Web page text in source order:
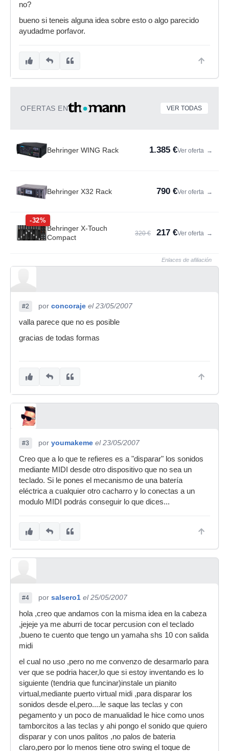
no?
bueno si teneis alguna idea sobre esto o algo parecido
ayudadme porfavor.
OFERTAS EN VER TODAS
Behringer WING Rack 1.385 €Ver oferta →
Behringer X32 Rack 790 €Ver oferta →
-32%
Behringer X-Touch
Compact
320 € 217 €Ver oferta →
Enlaces de afiliación
#2 por concoraje el 23/05/2007
valla parece que no es posible
gracias de todas formas
#3 por youmakeme el 23/05/2007
Creo que a lo que te refieres es a "disparar" los sonidos
mediante MIDI desde otro dispositivo que no sea un
teclado. Si le pones el mecanismo de una batería
eléctrica a cualquier otro cacharro y lo conectas a un
modulo MIDI podrás conseguir lo que dices...
#4 por salsero1 el 25/05/2007
hola ,creo que andamos con la misma idea en la cabeza
,jejeje ya me aburri de tocar percusion con el teclado
,bueno te cuento que tengo un yamaha shs 10 con salida
midi
el cual no uso ,pero no me convenzo de desarmarlo para
ver que se podria hacer,lo que si estoy inventando es lo
siguiente (tendria que funcinar)instale un pianito
virtual,mediante puerto virtual midi ,para disparar los
sonidos desde el,pero....le saque las teclas y con
pegamento y un poco de manualidad le hice como unos
tamborcitos a las teclas y ahi pongo el sonido que quiero
disparar y con unos palitos ,no palos de bateria
claro,pero por lo menos tiene otro swing el toque de